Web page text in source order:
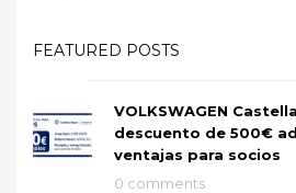
FEATURED POSTS
VOLKSWAGEN
descuento de 500€
ventajas para socios
0 comments